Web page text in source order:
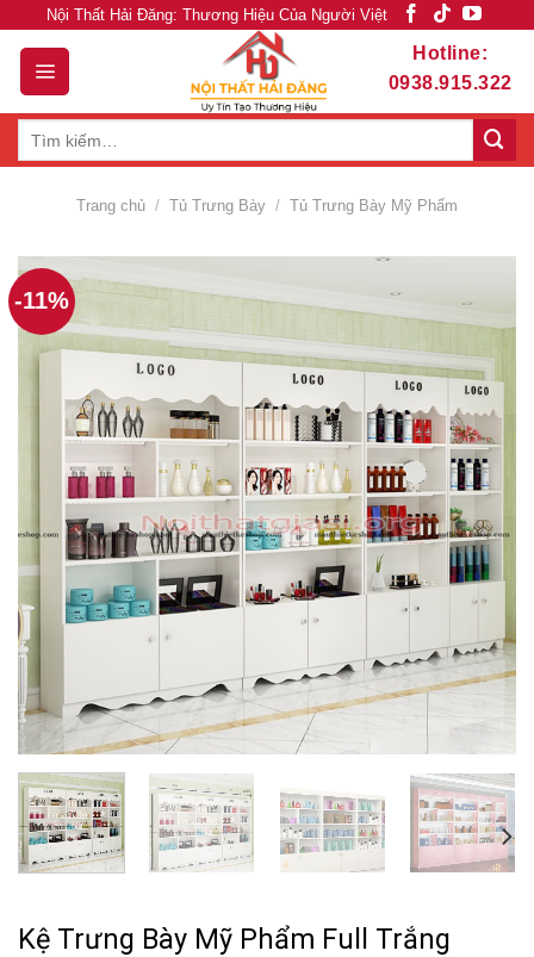
content
Nội Thất Hải Đăng: Thương Hiệu Của Người Việt
Hotline:
0938.915.322
Trang chủ / Tủ Trưng Bày / Tủ Trưng Bày Mỹ Phẩm
-11%
Kệ Trưng Bày Mỹ Phẩm Full Trắng